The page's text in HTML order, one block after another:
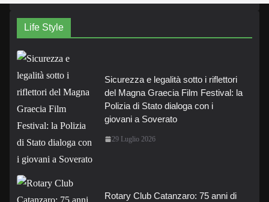
Life Style
Sicurezza e legalità sotto i riflettori
del Magna Graecia Film Festival: la
Polizia di Stato dialoga con i
giovani a Soverato
29 Luglio 2026
Rotary Club Catanzaro: 75 anni di